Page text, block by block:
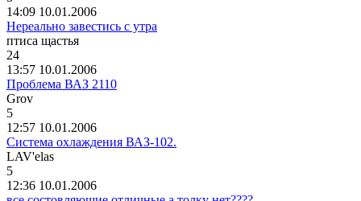
14:09 10.01.2006
Нереально завестись с утра
птиса щастья
24
13:57 10.01.2006
Проблема ВАЗ 2110
Grov
5
12:57 10.01.2006
Система охлаждения ВАЗ-102.
LAV'elas
5
12:36 10.01.2006